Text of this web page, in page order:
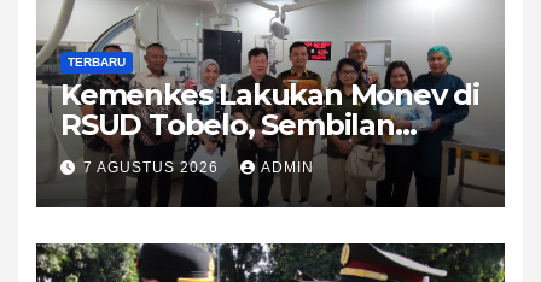
TERBARU
Kemenkes Lakukan Monev di
RSUD Tobelo, Sembilan
Layanan Kesehatan Naik
Strata Ke Madya
7 AGUSTUS 2026 ADMIN